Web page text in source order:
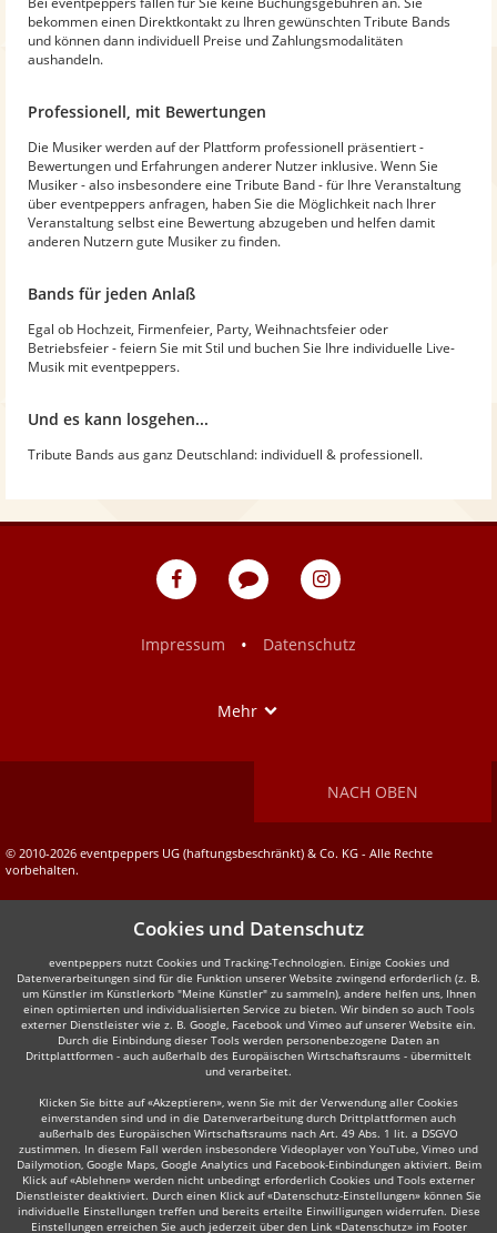
bekommen einen Direktkontakt zu Ihren gewünschten Tribute Bands
und können dann individuell Preise und Zahlungsmodalitäten
aushandeln.
Professionell, mit Bewertungen
Die Musiker werden auf der Plattform professionell präsentiert -
Bewertungen und Erfahrungen anderer Nutzer inklusive. Wenn Sie
Musiker - also insbesondere eine Tribute Band - für Ihre Veranstaltung
über eventpeppers anfragen, haben Sie die Möglichkeit nach Ihrer
Veranstaltung selbst eine Bewertung abzugeben und helfen damit
anderen Nutzern gute Musiker zu finden.
Bands für jeden Anlaß
Egal ob Hochzeit, Firmenfeier, Party, Weihnachtsfeier oder
Betriebsfeier - feiern Sie mit Stil und buchen Sie Ihre individuelle Live-
Musik mit eventpeppers.
Und es kann losgehen...
Tribute Bands aus ganz Deutschland: individuell & professionell.
eventpeppers
Blog
eventpeppers
Impressum
• Datenschutz
Mehr
NACH OBEN
© 2010-2026 eventpeppers UG (haftungsbeschränkt) & Co. KG - Alle Rechte
vorbehalten.
Cookies und Datenschutz
eventpeppers nutzt Cookies und Tracking-Technologien. Einige Cookies und
Datenverarbeitungen sind für die Funktion unserer Website zwingend erforderlich (z. B.
um Künstler im Künstlerkorb "Meine Künstler" zu sammeln), andere helfen uns, Ihnen
einen optimierten und individualisierten Service zu bieten. Wir binden so auch Tools
externer Dienstleister wie z. B. Google, Facebook und Vimeo auf unserer Website ein.
Durch die Einbindung dieser Tools werden personenbezogene Daten an
Drittplattformen - auch außerhalb des Europäischen Wirtschaftsraums - übermittelt
und verarbeitet.
Klicken Sie bitte auf «Akzeptieren», wenn Sie mit der Verwendung aller Cookies
einverstanden sind und in die Datenverarbeitung durch Drittplattformen auch
außerhalb des Europäischen Wirtschaftsraums nach Art. 49 Abs. 1 lit. a DSGVO
zustimmen. In diesem Fall werden insbesondere Videoplayer von YouTube, Vimeo und
Dailymotion, Google Maps, Google Analytics und Facebook-Einbindungen aktiviert. Beim
Klick auf «Ablehnen» werden nicht unbedingt erforderlich Cookies und Tools externer
Dienstleister deaktiviert. Durch einen Klick auf «Datenschutz-Einstellungen» können Sie
individuelle Einstellungen treffen und bereits erteilte Einwilligungen widerrufen. Diese
Einstellungen erreichen Sie auch jederzeit über den Link «Datenschutz» im Footer